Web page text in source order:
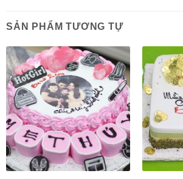
SẢN PHẨM TƯƠNG TỰ